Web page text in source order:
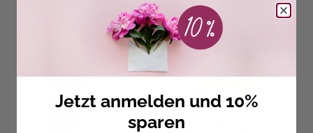
Kunden interessieren sich auch für
Jetzt anmelden und 10%
sparen